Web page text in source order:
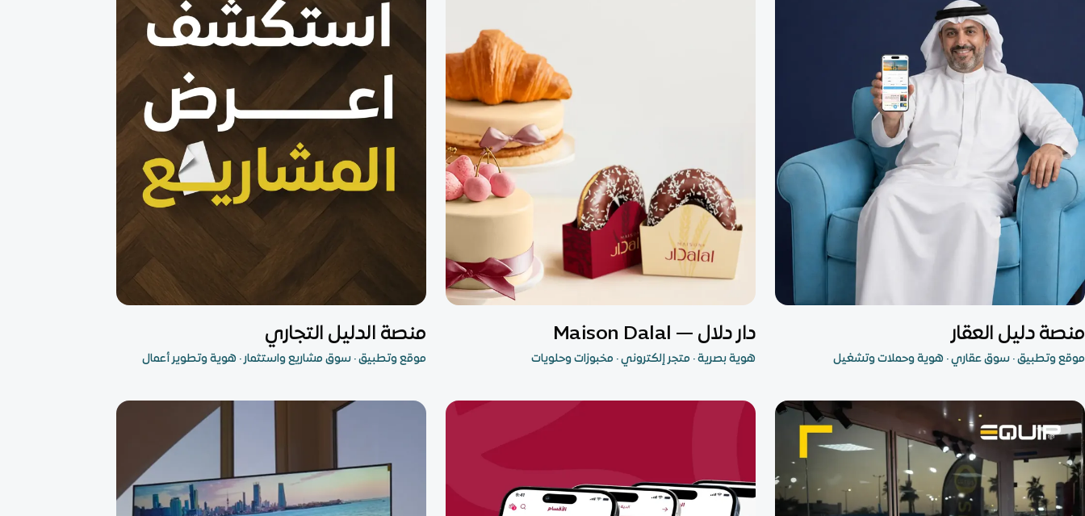
مشروع متكامل
منصة دليل العقار
موقع وتطبيق · سوق عقاري · هوية وحملات وتشغيل
متجر إلكتروني
دار دلال — Maison Dalal
هوية بصرية · متجر إلكتروني · مخبوزات وحلويات
مشروع متكامل
منصة الدليل التجاري
موقع وتطبيق · سوق مشاريع واستثمار · هوية وتطوير أعمال